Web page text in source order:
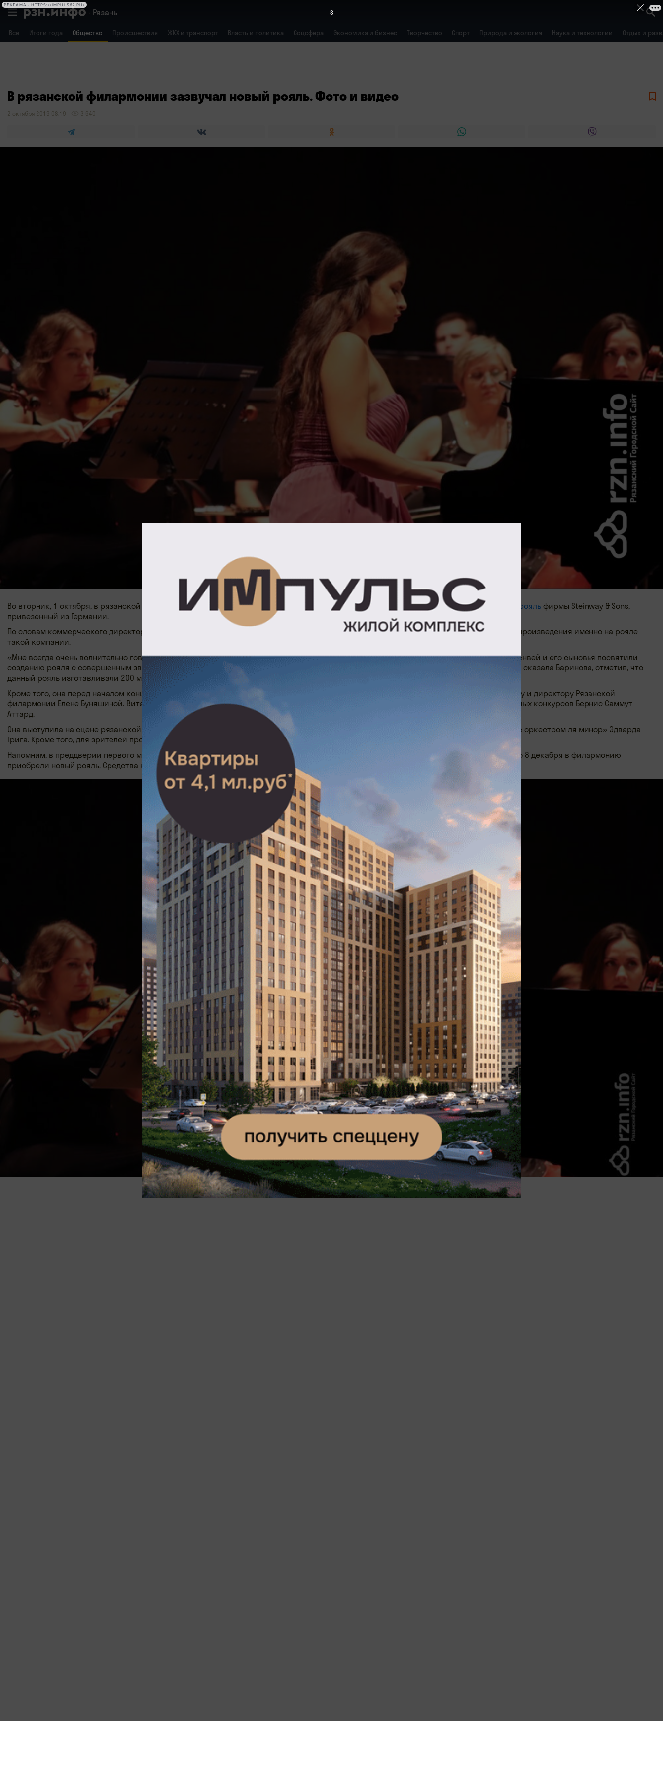
Рязань
Все Итоги года Общество Происшествия ЖКХ и транспорт Власть и политика Соцсфера Экономика и бизнес Творчество Спорт Природа и экология Наука и технологии Отдых и
В рязанской филармонии зазвучал новый рояль. Фото и видео
2 октября 2019 08:19 3 640
Во вторник, 1 октября, в рязанской филармонии прошел концерт, посвященный Международному дню музыки. На нем зазвучал новый рояль фирмы Steinway & Sons,
привезенный из Германии.
По словам коммерческого директора Steinway в России Ирины Бариновой, многие знаменитые композиторы писали свои гениальные произведения именно на рояле
такой компании.
«Мне всегда очень волнительно говорить от имени компании, которая подарила миру уникальное творение. Всю свою жизнь Генри Стенвей и его сыновья посвятили
созданию рояля с совершенным звуком. Сегодня во всех ведущих залах мира стоят музыкальные инструменты именно от Steinway», — сказала Баринова, отметив, что
данный рояль изготавливали 200 мастеров три года.
Кроме того, она перед началом концерта вручила ключ и сертификат с номером рояля главе регионального минкульта Виталию Попову и директору Рязанской
филармонии Елене Буняшиной. Виталий Попов сыграл «первый аккорд» на новом инструменте. Концерт открыла лауреат международных конкурсов Бернис Саммут
Аттард.
Она выступила на сцене рязанской филармонии в рамках Дней мальтийской музыки в России и исполнила «Концерт для фортепиано с оркестром ля минор» Эдварда
Грига. Кроме того, для зрителей прозвучали номера в исполнении Рязанского государственного симфонического оркестра (РГСО).
Напомним, в преддверии первого международного фортепианного конкурса русской музыки, который пройдет в Рязани с 30 ноября по 8 декабря в филармонию
приобрели новый рояль. Средства на покупкувыделили из резервного фонда областного правительства.
6
РЕКЛАМА • HTTPS://IMPULS62.RU/